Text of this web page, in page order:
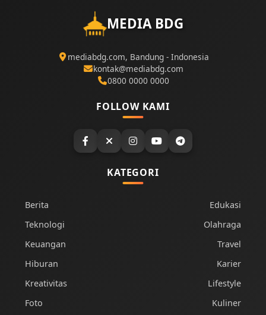
MEDIA BDG
mediabdg.com, Bandung - Indonesia
kontak@mediabdg.com
0800 0000 0000
FOLLOW KAMI
KATEGORI
Berita
Teknologi
Keuangan
Hiburan
Kreativitas
Foto
Edukasi
Olahraga
Travel
Karier
Lifestyle
Kuliner